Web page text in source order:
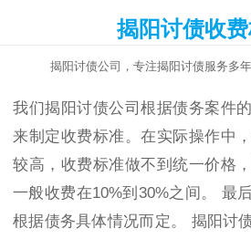
揭阳讨债收
揭阳讨债公司，专注揭阳讨债服务多
我们揭阳讨债公司根据债务案件
来制定收费标准。在实际操作中
较高，收费标准做不到统一价格
一般收费在10%到30%之间。 最
根据债务具体情况而定。 揭阳讨